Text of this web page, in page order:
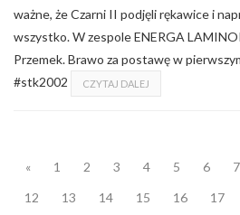
ważne, że Czarni II podjęli rękawice i
wszystko. W zespole ENERGA
Przemek. Brawo za postawę w
#stk2002
CZYTAJ DALEJ
« 1 2 3 4 5 6 7
12
13 14 15 16 17